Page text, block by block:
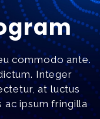
commodo ante.
Integer
at luctus
ac ipsum fringilla